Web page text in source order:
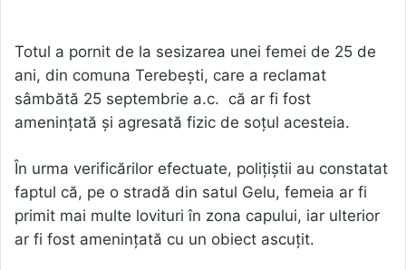
Totul a pornit de la sesizarea unei femei de 25 de
ani, din comuna Terebești, care a reclamat
sâmbătă 25 septembrie a.c. că ar fi fost
amenințată și agresată fizic de soțul acesteia.
În urma verificărilor efectuate, polițiștii au constatat
faptul că, pe o stradă din satul Gelu, femeia ar fi
primit mai multe lovituri în zona capului, iar ulterior
ar fi fost amenințată cu un obiect ascuțit.